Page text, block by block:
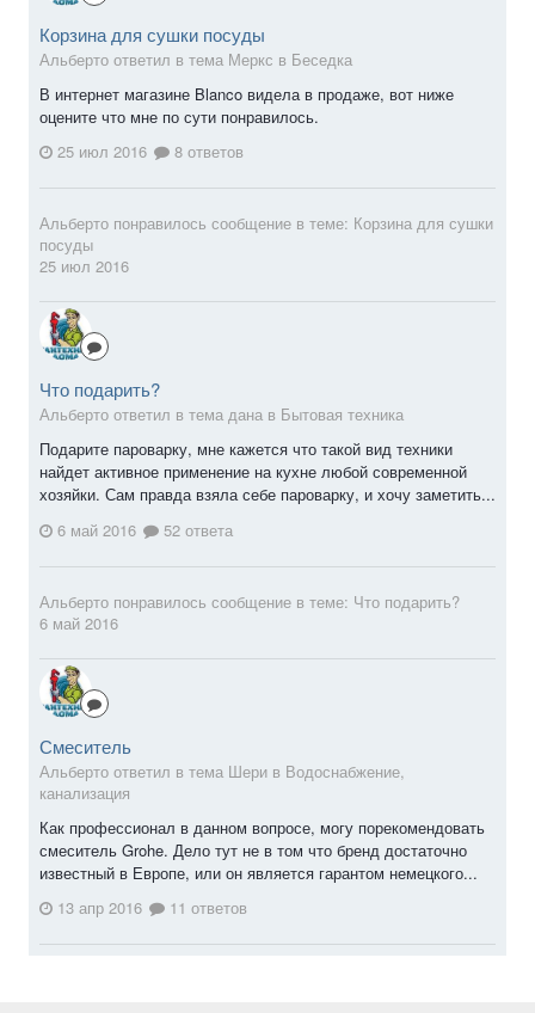
Корзина для сушки посуды
Альберто ответил в тема Меркс в Беседка
В интернет магазине Blanco видела в продаже, вот ниже
оцените что мне по сути понравилось.
25 июл 2016
8 ответов
Альберто понравилось сообщение в теме: Корзина для сушки
посуды
25 июл 2016
Что подарить?
Альберто ответил в тема дана в Бытовая техника
Подарите пароварку, мне кажется что такой вид техники
найдет активное применение на кухне любой современной
хозяйки. Сам правда взяла себе пароварку, и хочу заметить...
6 май 2016
52 ответа
Альберто понравилось сообщение в теме: Что подарить?
6 май 2016
Смеситель
Альберто ответил в тема Шери в Водоснабжение,
канализация
Как профессионал в данном вопросе, могу порекомендовать
смеситель Grohe. Дело тут не в том что бренд достаточно
известный в Европе, или он является гарантом немецкого...
13 апр 2016
11 ответов